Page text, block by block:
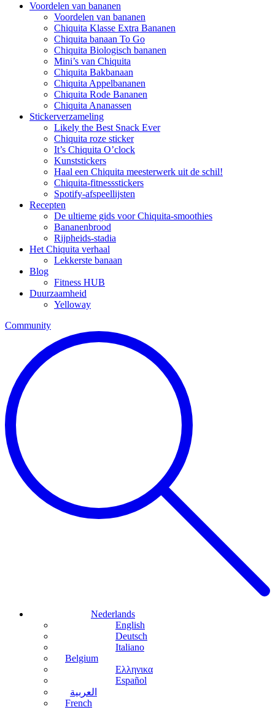
Voordelen van bananen
Voordelen van bananen
Chiquita Klasse Extra Bananen
Chiquita banaan To Go
Chiquita Biologisch bananen
Mini’s van Chiquita
Chiquita Bakbanaan
Chiquita Appelbananen
Chiquita Rode Bananen
Chiquita Ananassen
Stickerverzameling
Likely the Best Snack Ever
Chiquita roze sticker
It’s Chiquita O’clock
Kunststickers
Haal een Chiquita meesterwerk uit de schil!
Chiquita-fitnessstickers
Spotify-afspeellijsten
Recepten
De ultieme gids voor Chiquita-smoothies
Bananenbrood
Rijpheids-stadia
Het Chiquita verhaal
Lekkerste banaan
Blog
Fitness HUB
Duurzaamheid
Yelloway
Community
Nederlands
English
Deutsch
Italiano
Belgium
Ελληνικα
Español
العربية
French